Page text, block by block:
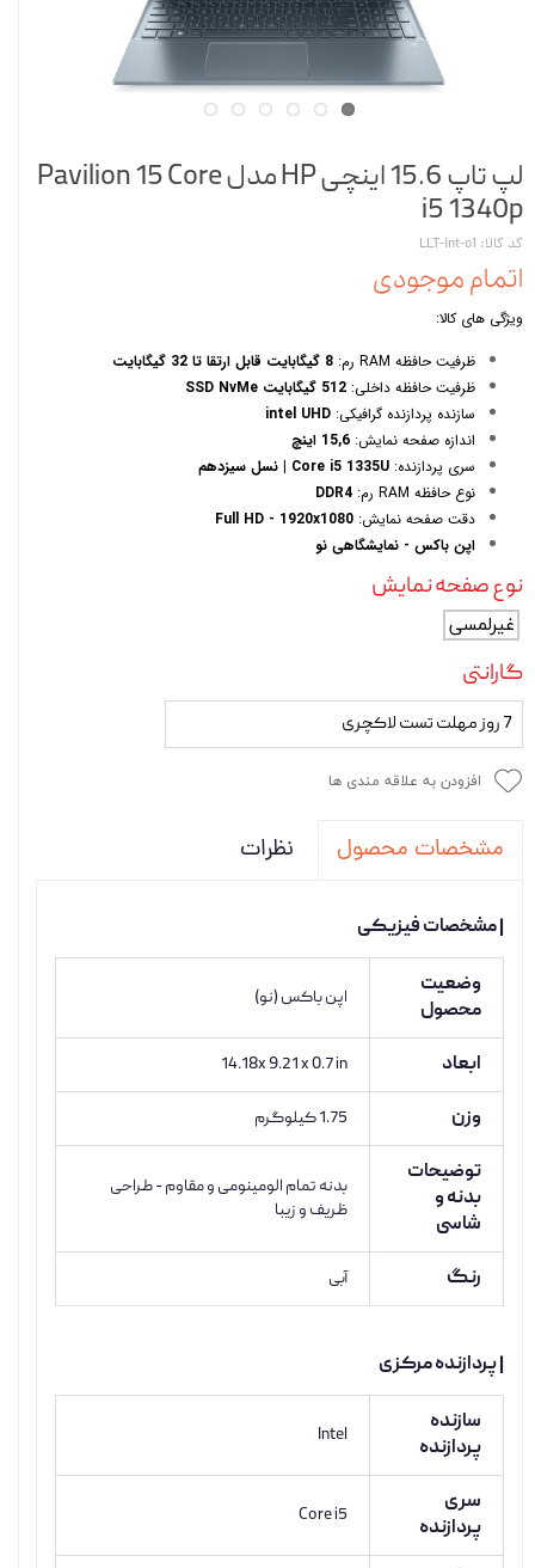
لپ تاپ 15.6 اینچی HP مدل Pavilion 15 Core
i5 1340p
کد کالا: LLT-int-o1
اتمام موجودی
ویژگی های کالا:
ظرفیت حافظه RAM رم:
8 گیگابایت قابل ارتقا تا 32 گیگابایت
ظرفیت حافظه داخلی: 512 گیگابایت SSD NvMe
سازنده پردازنده گرافیکی: intel UHD
اندازه صفحه نمایش: 15,6 اینچ
سری پردازنده: Core i5 1335U | نسل سیزدهم
نوع حافظه RAM رم:
DDR4
دقت صفحه نمایش: Full HD - 1920x1080
اپن باکس - نمایشگاهی نو
نوع صفحه نمایش
غیرلمسی
گارانتی
7 روز مهلت تست لاکچری
افزودن به علاقه مندی ها
مشخصات محصول نظرات
| مشخصات فیزیکی
وضعیت
محصول
اپن باکس (نو)
ابعاد 14.18x 9.21 x 0.7 in
وزن 1.75 کیلوگرم
توضیحات
بدنه و
شاسی
بدنه تمام الومینومی و مقاوم - طراحی
ظریف و زیبا
رنگ آبی
| پردازنده مرکزی
سازنده
پردازنده
Intel
سری
پردازنده
Core i5